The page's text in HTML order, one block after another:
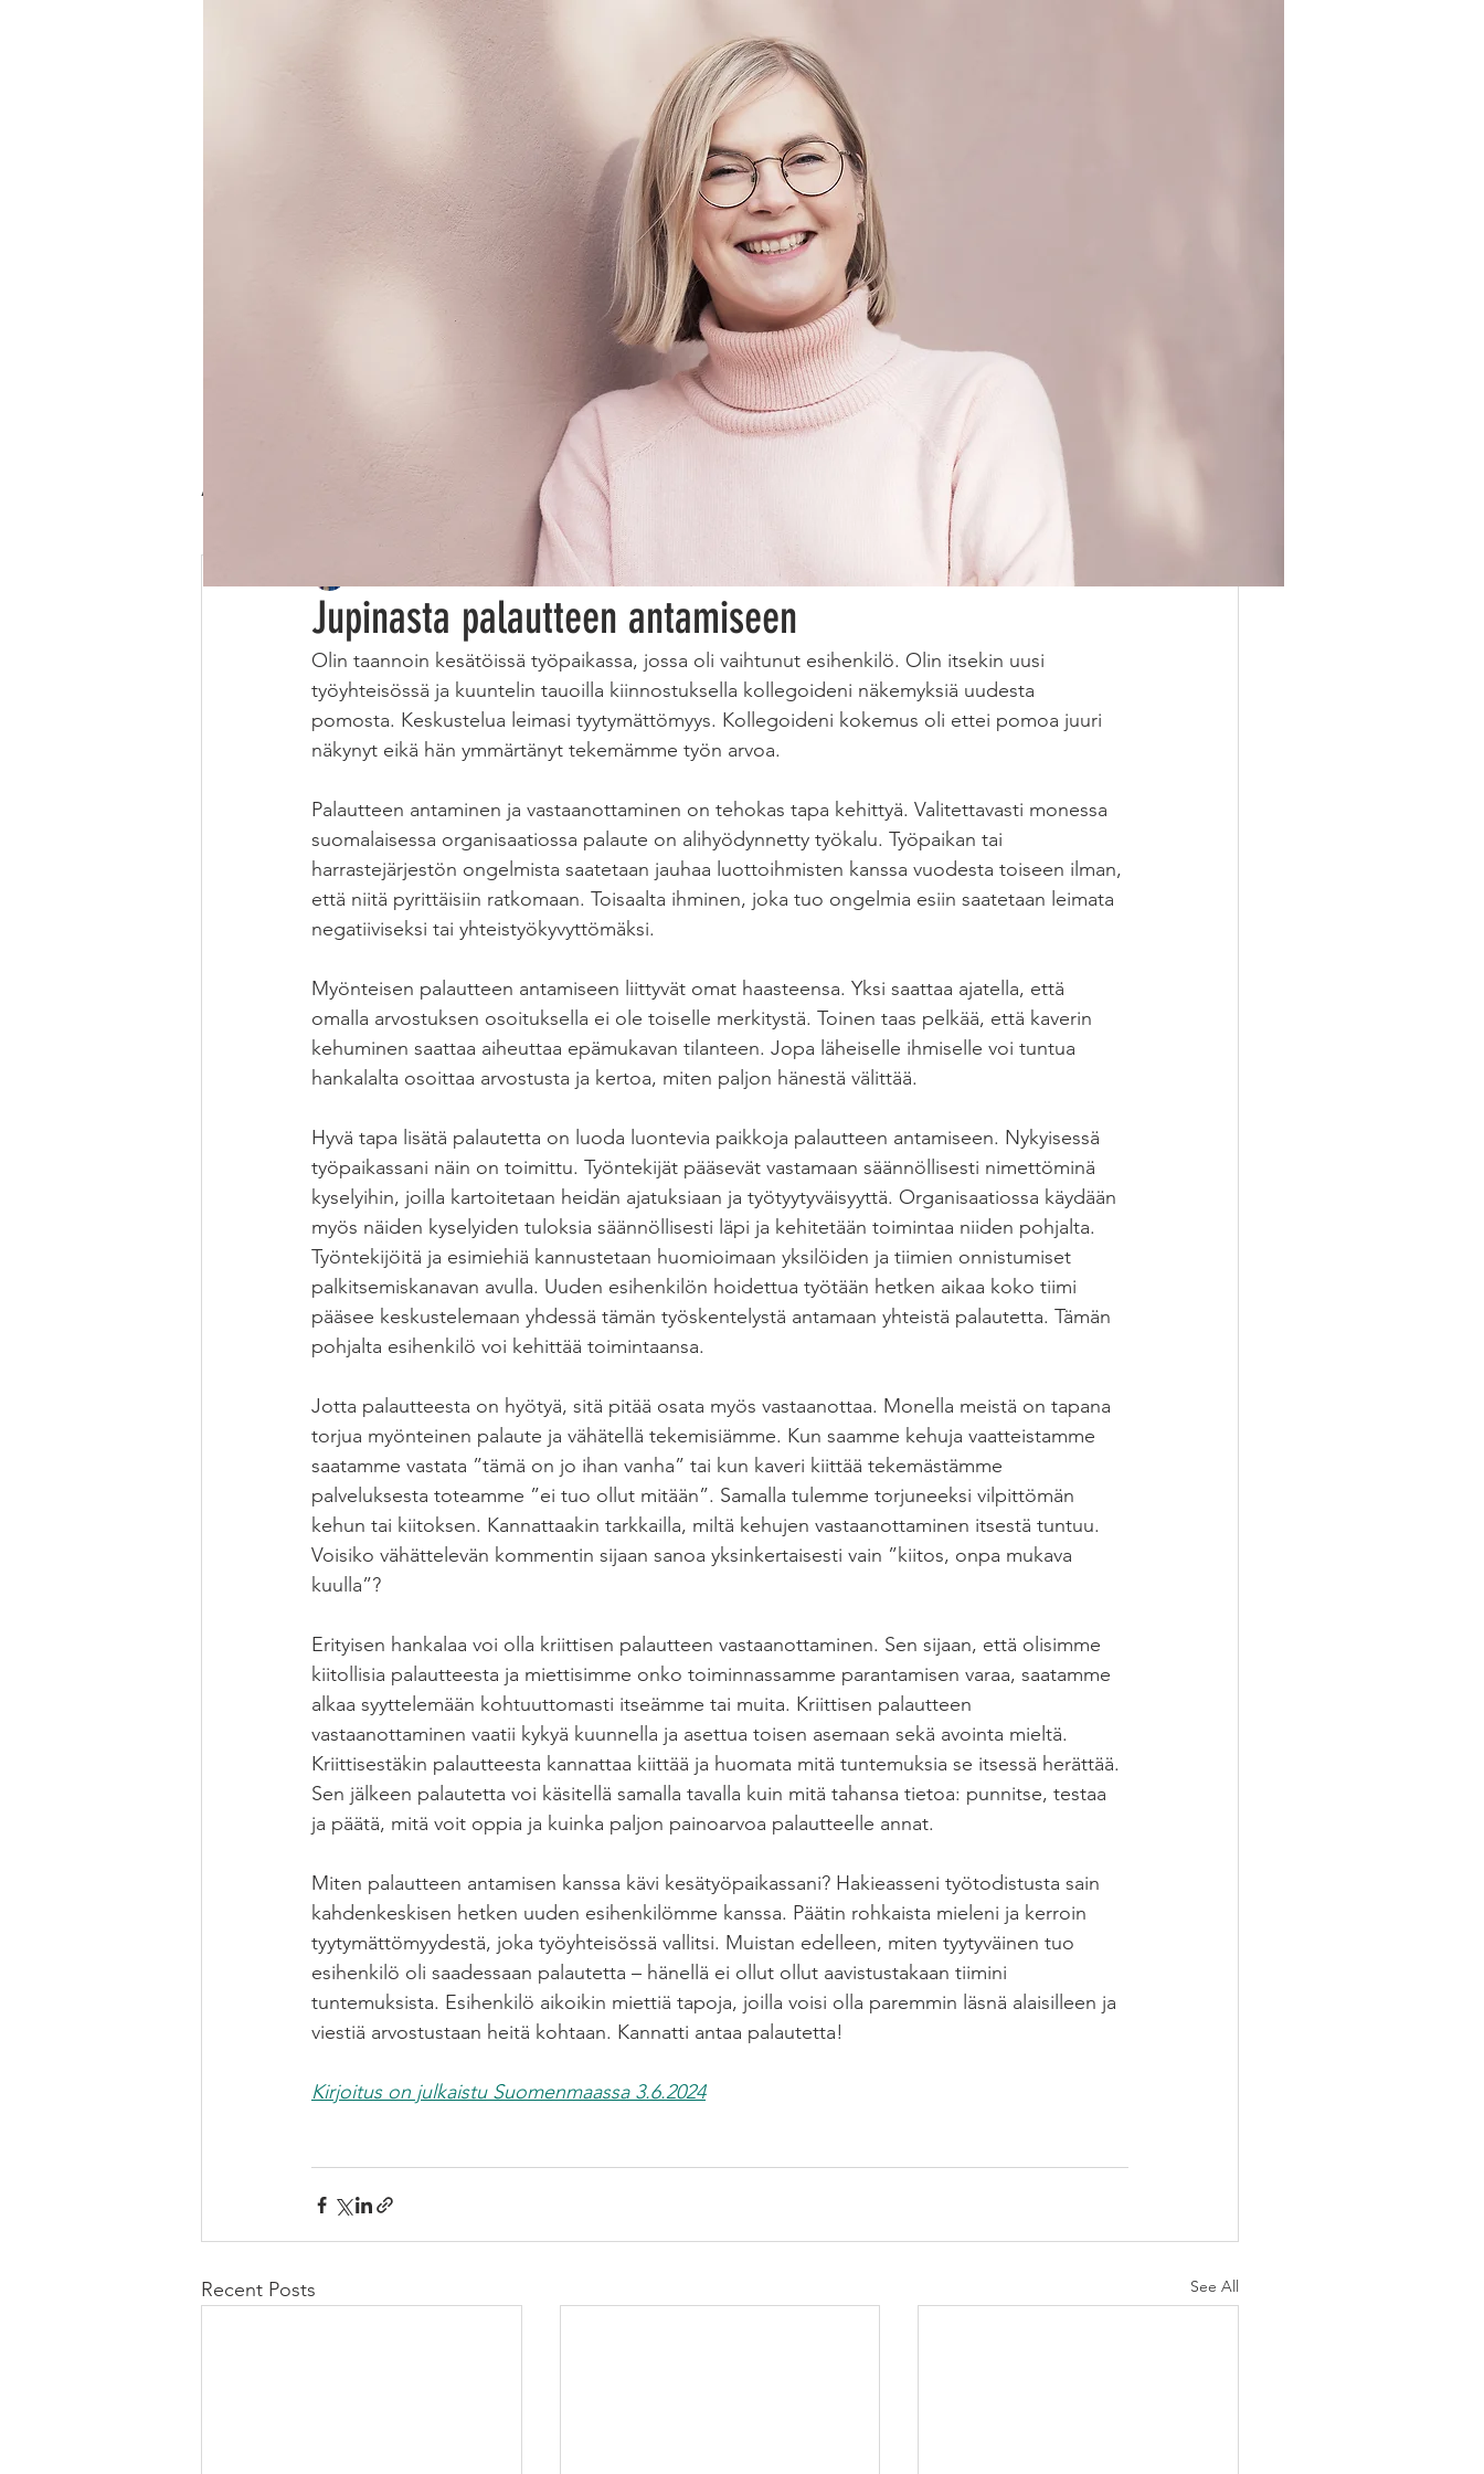
All Posts Eeva Kärkkäinen Hyvinvointi
Kansainvälisyys Ruoka Osaaminen
Jupinasta palautteen antamiseen
Jun 3, 2024 2 min read
Olin taannoin kesätöissä työpaikassa, jossa oli vaihtunut esihenkilö. Olin itsekin uusi
työyhteisössä ja kuuntelin tauoilla kiinnostuksella kollegoideni näkemyksiä uudesta
pomosta. Keskustelua leimasi tyytymättömyys. Kollegoideni kokemus oli ettei pomoa juuri
näkynyt eikä hän ymmärtänyt tekemämme työn arvoa.
Palautteen antaminen ja vastaanottaminen on tehokas tapa kehittyä. Valitettavasti monessa
suomalaisessa organisaatiossa palaute on alihyödynnetty työkalu. Työpaikan tai
harrastejärjestön ongelmista saatetaan jauhaa luottoihmisten kanssa vuodesta toiseen ilman,
että niitä pyrittäisiin ratkomaan. Toisaalta ihminen, joka tuo ongelmia esiin saatetaan leimata
negatiiviseksi tai yhteistyökyvyttömäksi.
Myönteisen palautteen antamiseen liittyvät omat haasteensa. Yksi saattaa ajatella, että
omalla arvostuksen osoituksella ei ole toiselle merkitystä. Toinen taas pelkää, että kaverin
kehuminen saattaa aiheuttaa epämukavan tilanteen. Jopa läheiselle ihmiselle voi tuntua
hankalalta osoittaa arvostusta ja kertoa, miten paljon hänestä välittää.
Hyvä tapa lisätä palautetta on luoda luontevia paikkoja palautteen antamiseen. Nykyisessä
työpaikassani näin on toimittu. Työntekijät pääsevät vastamaan säännöllisesti nimettöminä
kyselyihin, joilla kartoitetaan heidän ajatuksiaan ja työtyytyväisyyttä. Organisaatiossa käydään
myös näiden kyselyiden tuloksia säännöllisesti läpi ja kehitetään toimintaa niiden pohjalta.
Työntekijöitä ja esimiehiä kannustetaan huomioimaan yksilöiden ja tiimien onnistumiset
palkitsemiskanavan avulla. Uuden esihenkilön hoidettua työtään hetken aikaa koko tiimi
pääsee keskustelemaan yhdessä tämän työskentelystä antamaan yhteistä palautetta. Tämän
pohjalta esihenkilö voi kehittää toimintaansa.
Jotta palautteesta on hyötyä, sitä pitää osata myös vastaanottaa. Monella meistä on tapana
torjua myönteinen palaute ja vähätellä tekemisiämme. Kun saamme kehuja vaatteistamme
saatamme vastata ”tämä on jo ihan vanha” tai kun kaveri kiittää tekemästämme
palveluksesta toteamme ”ei tuo ollut mitään”. Samalla tulemme torjuneeksi vilpittömän
kehun tai kiitoksen. Kannattaakin tarkkailla, miltä kehujen vastaanottaminen itsestä tuntuu.
Voisiko vähättelevän kommentin sijaan sanoa yksinkertaisesti vain ”kiitos, onpa mukava
kuulla”?
Erityisen hankalaa voi olla kriittisen palautteen vastaanottaminen. Sen sijaan, että olisimme
kiitollisia palautteesta ja miettisimme onko toiminnassamme parantamisen varaa, saatamme
alkaa syyttelemään kohtuuttomasti itseämme tai muita. Kriittisen palautteen
vastaanottaminen vaatii kykyä kuunnella ja asettua toisen asemaan sekä avointa mieltä.
Kriittisestäkin palautteesta kannattaa kiittää ja huomata mitä tuntemuksia se itsessä herättää.
Sen jälkeen palautetta voi käsitellä samalla tavalla kuin mitä tahansa tietoa: punnitse, testaa
ja päätä, mitä voit oppia ja kuinka paljon painoarvoa palautteelle annat.
Miten palautteen antamisen kanssa kävi kesätyöpaikassani? Hakieasseni työtodistusta sain
kahdenkeskisen hetken uuden esihenkilömme kanssa. Päätin rohkaista mieleni ja kerroin
tyytymättömyydestä, joka työyhteisössä vallitsi. Muistan edelleen, miten tyytyväinen tuo
esihenkilö oli saadessaan palautetta – hänellä ei ollut ollut aavistustakaan tiimini
tuntemuksista. Esihenkilö aikoikin miettiä tapoja, joilla voisi olla paremmin läsnä alaisilleen ja
viestiä arvostustaan heitä kohtaan. Kannatti antaa palautetta!
Kirjoitus on julkaistu Suomenmaassa 3.6.2024
Recent Posts See All